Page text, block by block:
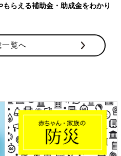
らえる補助金・助成金をわかり
覧へ